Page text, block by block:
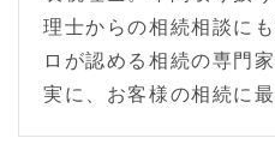
理士からの相続相談に
ロが認める相続の専門
実に、お客様の相続に